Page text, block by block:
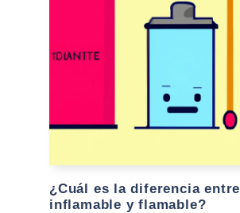
¿Cuál es la diferencia entre
inflamable y flamable?